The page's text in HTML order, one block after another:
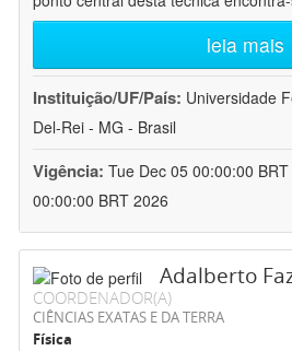
leia mais
Instituição/UF/País: Universidade
Del-Rei - MG - Brasil
Vigência: Tue Dec 05 00:00:00
00:00:00 BRT 2026
Adalberto
COORDENADOR(A)
CIÊNCIAS EXATAS E DA TERRA
Física